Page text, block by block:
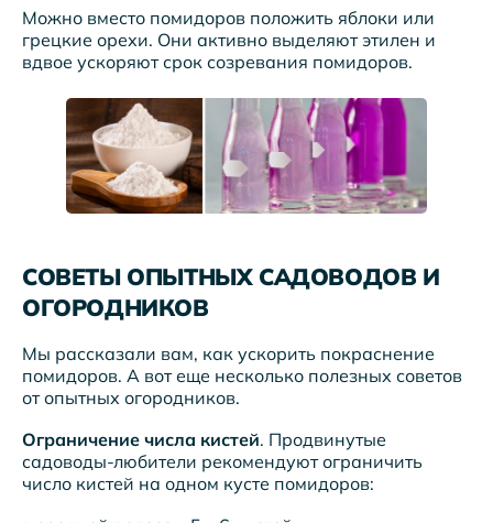
Можно вместо помидоров положить яблоки или
грецкие орехи. Они активно выделяют этилен и
вдвое ускоряют срок созревания помидоров.
СОВЕТЫ ОПЫТНЫХ САДОВОДОВ И
ОГОРОДНИКОВ
Мы рассказали вам, как ускорить покраснение
помидоров. А вот еще несколько полезных советов
от опытных огородников.
Ограничение числа кистей. Продвинутые
садоводы-любители рекомендуют ограничить
число кистей на одном кусте помидоров: